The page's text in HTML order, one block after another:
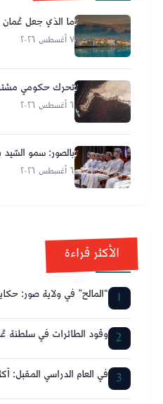
ما الذي جعل عُمان
٧ أغسطس ٢٠٢٦
تحرك حكومي
٦ أغسطس ٢٠٢٦
بالصور: سمو
٦ أغسطس ٢٠٢٦
الأكثر قراءة
1 “المالح” في ولاية صور:
2 وقود الطائرات في سلطنة
3 في العام الدراسي المقبل: أكثر من 400 معلمة في